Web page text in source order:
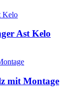
Ast Kelo
mit Montage